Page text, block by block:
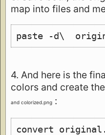
map into files and
paste -d\
4. And here is the
colors and create
and colorized.png :
convert